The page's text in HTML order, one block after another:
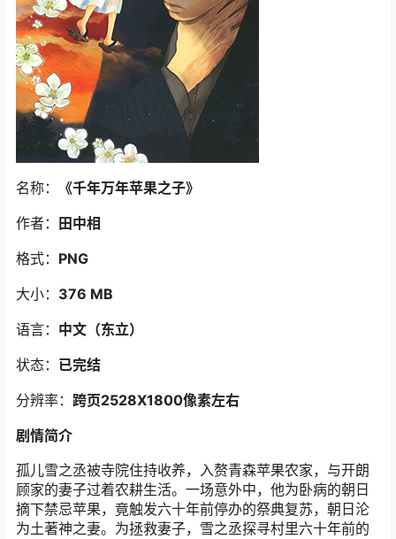
名称：
《千年万年苹果之子》
作者： 田中相
格式： PNG
大小： 376 MB
语言： 中文（东立）
状态： 已完结
分辨率： 跨页2528X1800像素左右
剧情简介
孤儿雪之丞被寺院住持收养，入赘青森苹果农家，与开朗
顾家的妻子过着农耕生活。一场意外中，他为卧病的朝日
摘下禁忌苹果，竟触发六十年前停办的祭典复苏，朝日沦
为土著神之妻。为拯救妻子，雪之丞探寻村里六十年前的